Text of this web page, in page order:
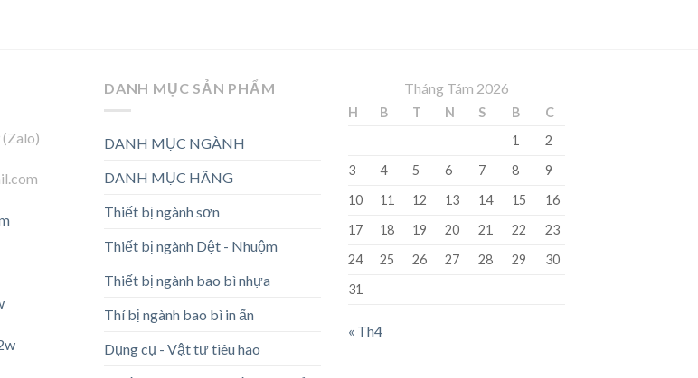
DANH MỤC SẢN PHẨM
DANH MỤC NGÀNH
DANH MỤC HÃNG
Thiết bị ngành sơn
Thiết bị ngành Dệt - Nhuộm
Thiết bị ngành bao bì nhựa
Thí bị ngành bao bì in ấn
Dụng cụ - Vật tư tiêu hao
Tháng Tám 2026
H B T N S B
C
1
2
3
4 5 6 7 8
9
10
11 12 13 14 15
16
17
18 19 20 21 22
23
24
25 26 27 28 29
30
31
« Th4